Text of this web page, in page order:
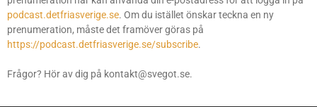
ÄNNU MER FRÅN SVEGOT
Så vill Socialdemokraterna tvinga dig in i
mångkulturen
podcast.detfriasverige.se. Om du istället önskar teckna en ny
prenumeration, måste det framöver göras på
https://podcast.detfriasverige.se/subscribe.
Frågor? Hör av dig på kontakt@svegot.se.